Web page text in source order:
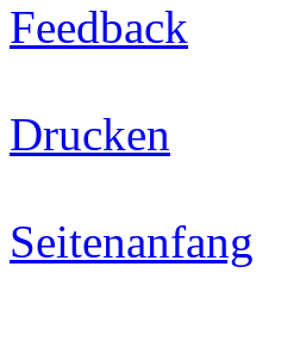
Feedback
Drucken
Seitenanfang